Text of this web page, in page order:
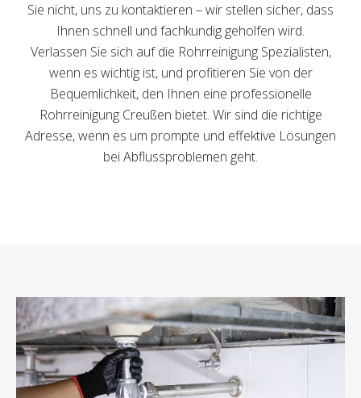
Sie nicht, uns zu kontaktieren – wir stellen sicher, dass
Ihnen schnell und fachkundig geholfen wird.
Verlassen Sie sich auf die Rohrreinigung Spezialisten,
wenn es wichtig ist, und profitieren Sie von der
Bequemlichkeit, den Ihnen eine professionelle
Rohrreinigung Creußen bietet. Wir sind die richtige
Adresse, wenn es um prompte und effektive Lösungen
bei Abflussproblemen geht.